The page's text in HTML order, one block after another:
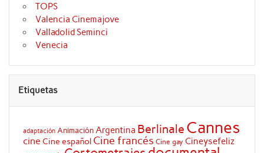
TOPS
Valencia Cinemajove
Valladolid Seminci
Venecia
Etiquetas
adaptación AnimaciónArgentina Berlinale Cannes
cine Cine español Cine francés Cine gay Cineysefeliz